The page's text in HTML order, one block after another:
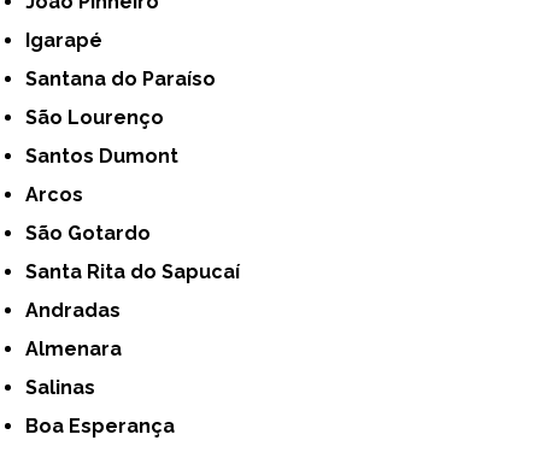
Igarapé
Santana do Paraíso
São Lourenço
Santos Dumont
Arcos
São Gotardo
Santa Rita do Sapucaí
Andradas
Almenara
Salinas
Boa Esperança